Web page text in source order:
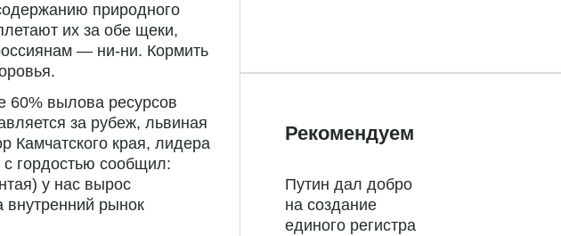
природного
их за обе щеки,
— ни-ни. Кормить
вылова ресурсов
за рубеж, львиная
Камчатского края, лидера
гордостью сообщил:
у нас вырос
внутренний рынок
Рекомендуем
Путин дал добро
на создание
единого регистра